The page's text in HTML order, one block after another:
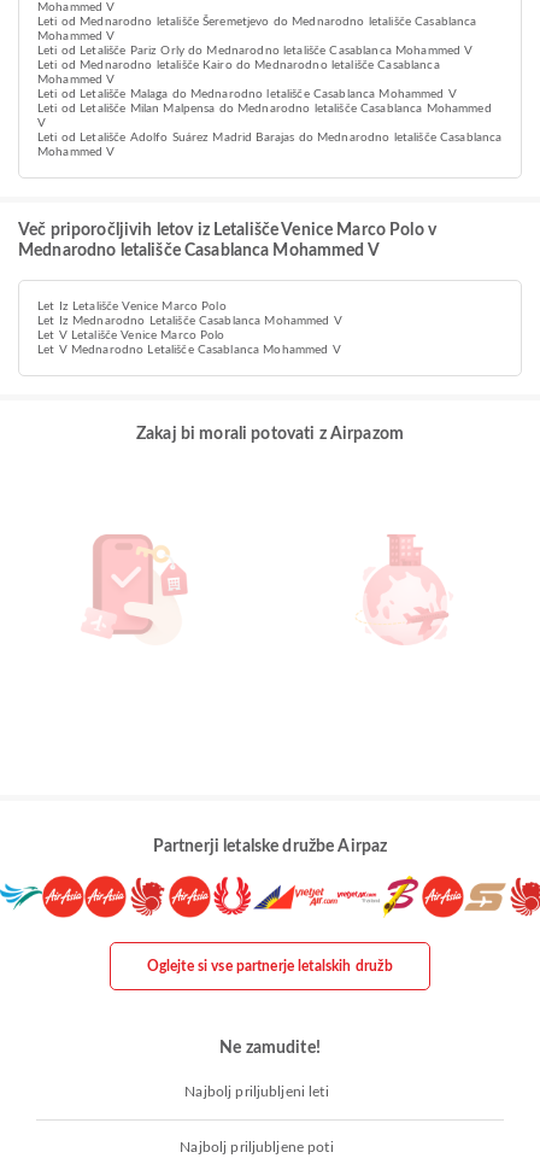
Mohammed V
Leti od Mednarodno letališče Šeremetjevo do Mednarodno letališče Casablanca
Mohammed V
Leti od Letališče Pariz Orly do Mednarodno letališče Casablanca Mohammed V
Leti od Mednarodno letališče Kairo do Mednarodno letališče Casablanca
Mohammed V
Leti od Letališče Malaga do Mednarodno letališče Casablanca Mohammed V
Leti od Letališče Milan Malpensa do Mednarodno letališče Casablanca Mohammed
V
Leti od Letališče Adolfo Suárez Madrid Barajas do Mednarodno letališče Casablanca
Mohammed V
Več priporočljivih letov iz Letališče Venice Marco Polo v
Mednarodno letališče Casablanca Mohammed V
Let Iz Letališče Venice Marco Polo
Let Iz Mednarodno Letališče Casablanca Mohammed V
Let V Letališče Venice Marco Polo
Let V Mednarodno Letališče Casablanca Mohammed V
Zakaj bi morali potovati z Airpazom
Partnerji letalske družbe Airpaz
Oglejte si vse partnerje letalskih družb
Ne zamudite!
Najbolj priljubljeni leti
Najbolj priljubljene poti